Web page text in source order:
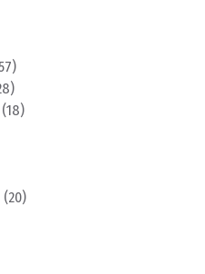
(18)
(20)